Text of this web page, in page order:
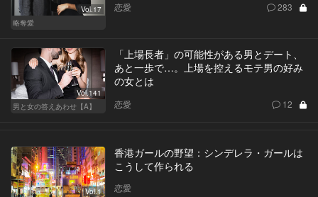
Vol.17
略奪愛
恋愛 283
Vol.141
男と女の答えあわせ【A】
「上場長者」の可能性がある男とデート、
あと一歩で…。上場を控えるモテ男の好み
の女とは
恋愛 12
Vol.1
香港ガールの野望：シンデレラ・ガールは
こうして作られる
恋愛